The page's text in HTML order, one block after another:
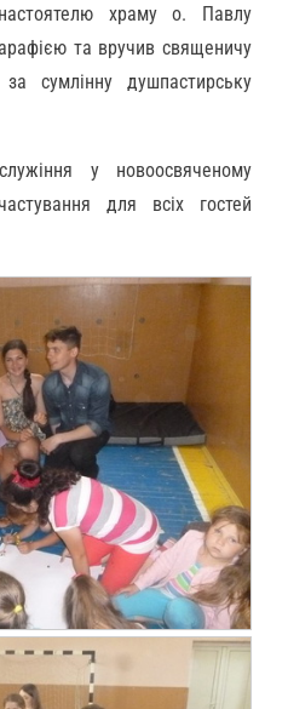
храму о. Павлу
та вручив священичу
сумлінну душпастирську
у новоосвяченому
для всіх гостей